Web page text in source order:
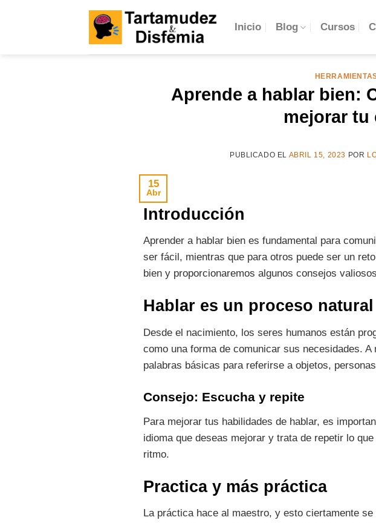
Inicio Blog Cursos
Aprende a hablar bien:
mejorar tu
PUBLICADO EL ABRIL 15, 2023 POR
15
Abr
Introducción
Aprender a hablar bien es fundamental para
ser fácil, mientras que para otros puede ser un
bien y proporcionaremos algunos consejos
Hablar es un proceso natural
Desde el nacimiento, los seres humanos están
como una forma de comunicar sus necesidades.
palabras básicas para referirse a objetos,
Consejo: Escucha y repite
Para mejorar tus habilidades de hablar, es
idioma que deseas mejorar y trata de repetir lo
ritmo.
Practica y más práctica
La práctica hace al maestro, y esto ciertamente